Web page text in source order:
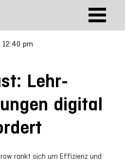
pm
Lehr-
digital
rankt sich um Effizienz und